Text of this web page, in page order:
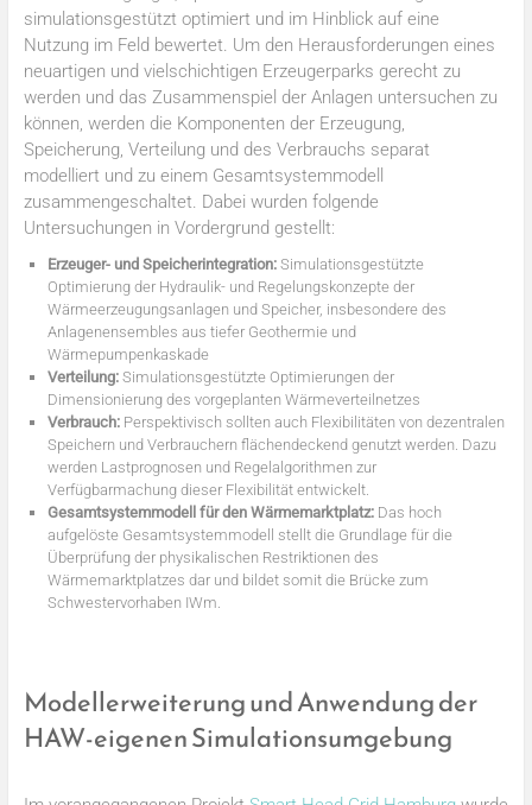
simulationsgestützt optimiert und im Hinblick auf eine
Nutzung im Feld bewertet. Um den Herausforderungen eines
neuartigen und vielschichtigen Erzeugerparks gerecht zu
werden und das Zusammenspiel der Anlagen untersuchen zu
können, werden die Komponenten der Erzeugung,
Speicherung, Verteilung und des Verbrauchs separat
modelliert und zu einem Gesamtsystemmodell
zusammengeschaltet. Dabei wurden folgende
Untersuchungen in Vordergrund gestellt:
Erzeuger- und Speicherintegration:Simulationsgestützte
Optimierung der Hydraulik- und Regelungskonzepte der
Wärmeerzeugungsanlagen und Speicher, insbesondere des
Anlagenensembles aus tiefer Geothermie und
Wärmepumpenkaskade
Verteilung: Simulationsgestützte Optimierungen der
Dimensionierung des vorgeplanten Wärmeverteilnetzes
Verbrauch: Perspektivisch sollten auch Flexibilitäten von dezentralen
Speichern und Verbrauchern flächendeckend genutzt werden. Dazu
werden Lastprognosen und Regelalgorithmen zur
Verfügbarmachung dieser Flexibilität entwickelt.
Gesamtsystemmodell für den Wärmemarktplatz:Das hoch
aufgelöste Gesamtsystemmodell stellt die Grundlage für die
Überprüfung der physikalischen Restriktionen des
Wärmemarktplatzes dar und bildet somit die Brücke zum
Schwestervorhaben IWm.
Modellerweiterung und Anwendung der
HAW-eigenen Simulationsumgebung